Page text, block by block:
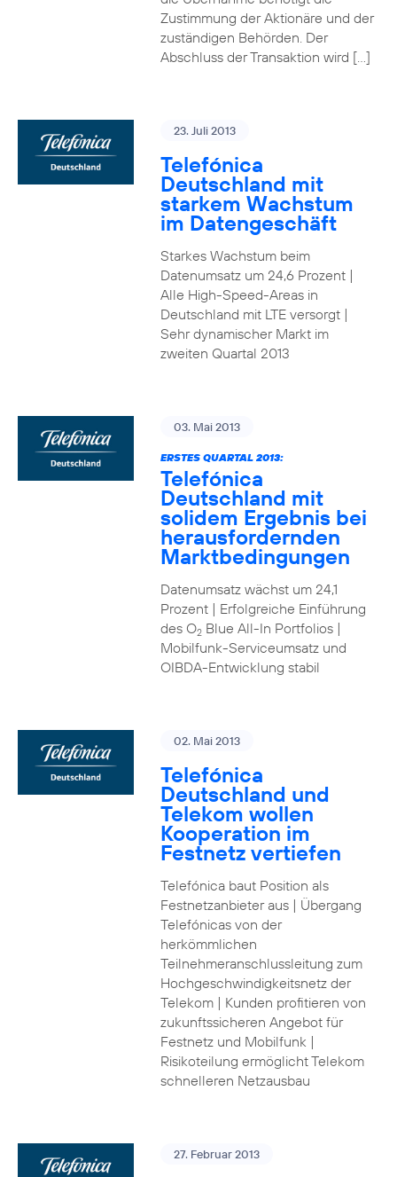
Zustimmung der Aktionäre und der
zuständigen Behörden. Der
Abschluss der Transaktion wird […]
23. Juli 2013
Telefónica
Deutschland mit
starkem Wachstum
im Datengeschäft
Starkes Wachstum beim
Datenumsatz um 24,6 Prozent |
Alle High-Speed-Areas in
Deutschland mit LTE versorgt |
Sehr dynamischer Markt im
zweiten Quartal 2013
03. Mai 2013
ERSTES QUARTAL 2013:
Telefónica
Deutschland mit
solidem Ergebnis bei
herausfordernden
Marktbedingungen
Datenumsatz wächst um 24,1
Prozent | Erfolgreiche Einführung
des O2Blue All-In Portfolios |
Mobilfunk-Serviceumsatz und
OIBDA-Entwicklung stabil
02. Mai 2013
Telefónica
Deutschland und
Telekom wollen
Kooperation im
Festnetz vertiefen
Telefónica baut Position als
Festnetzanbieter aus | Übergang
Telefónicas von der
herkömmlichen
Teilnehmeranschlussleitung zum
Hochgeschwindigkeitsnetz der
Telekom | Kunden profitieren von
zukunftssicheren Angebot für
Festnetz und Mobilfunk |
Risikoteilung ermöglicht Telekom
schnelleren Netzausbau
27. Februar 2013